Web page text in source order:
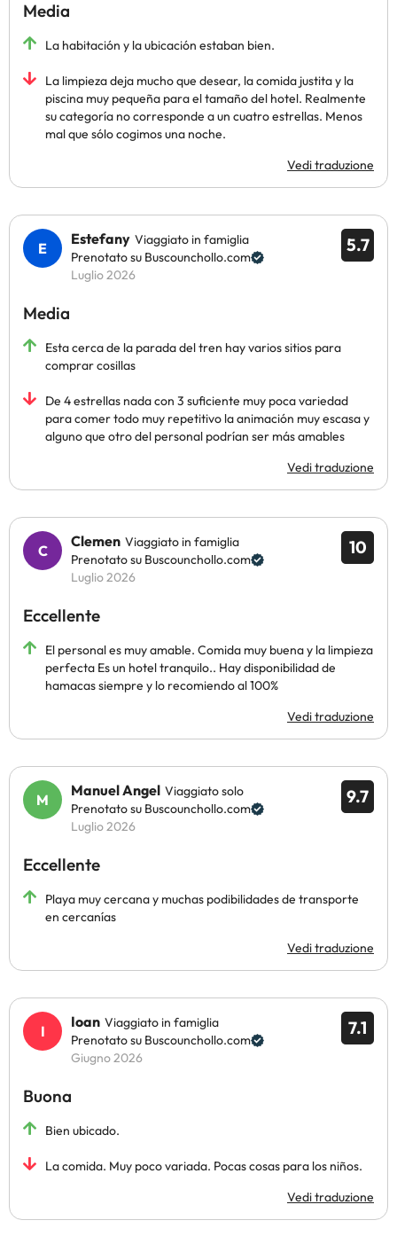
Media
La habitación y la ubicación estaban bien.
La limpieza deja mucho que desear, la comida justita y la
piscina muy pequeña para el tamaño del hotel. Realmente
su categoría no corresponde a un cuatro estrellas. Menos
mal que sólo cogimos una noche.
Vedi traduzione
5.7
Estefany Viaggiato in famiglia
Prenotato su Buscounchollo.com
Luglio 2026
Media
Esta cerca de la parada del tren hay varios sitios para
comprar cosillas
De 4 estrellas nada con 3 suficiente muy poca variedad
para comer todo muy repetitivo la animación muy escasa y
alguno que otro del personal podrían ser más amables
Vedi traduzione
10
Clemen Viaggiato in famiglia
Prenotato su Buscounchollo.com
Luglio 2026
Eccellente
El personal es muy amable. Comida muy buena y la limpieza
perfecta Es un hotel tranquilo.. Hay disponibilidad de
hamacas siempre y lo recomiendo al 100%
Vedi traduzione
9.7
Manuel Angel Viaggiato solo
Prenotato su Buscounchollo.com
Luglio 2026
Eccellente
Playa muy cercana y muchas podibilidades de transporte
en cercanías
Vedi traduzione
7.1
Ioan Viaggiato in famiglia
Prenotato su Buscounchollo.com
Giugno 2026
Buona
Bien ubicado.
La comida. Muy poco variada. Pocas cosas para los niños.
Vedi traduzione